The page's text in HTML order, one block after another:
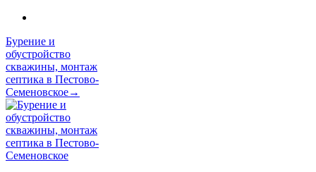
Бурение и
обустройство
скважины, монтаж
септика в Пестово-
Семеновское→